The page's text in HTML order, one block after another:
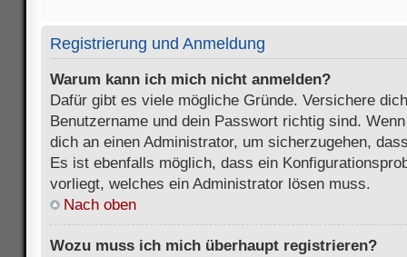
Registrierung und Anmeldung
Warum kann ich mich nicht anmelden?
Dafür gibt es viele mögliche Gründe. Versichere
Benutzername und dein Passwort richtig sind.
dich an einen Administrator, um sicherzugehen,
Es ist ebenfalls möglich, dass ein
vorliegt, welches ein Administrator lösen muss.
Nach oben
Wozu muss ich mich überhaupt registrieren?